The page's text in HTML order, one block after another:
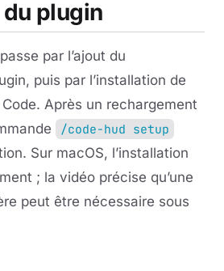
plugin
par l’ajout du
puis par l’installation de
Après un rechargement
/code-hud setup
Sur macOS, l’installation
; la vidéo précise qu’une
peut être nécessaire sous